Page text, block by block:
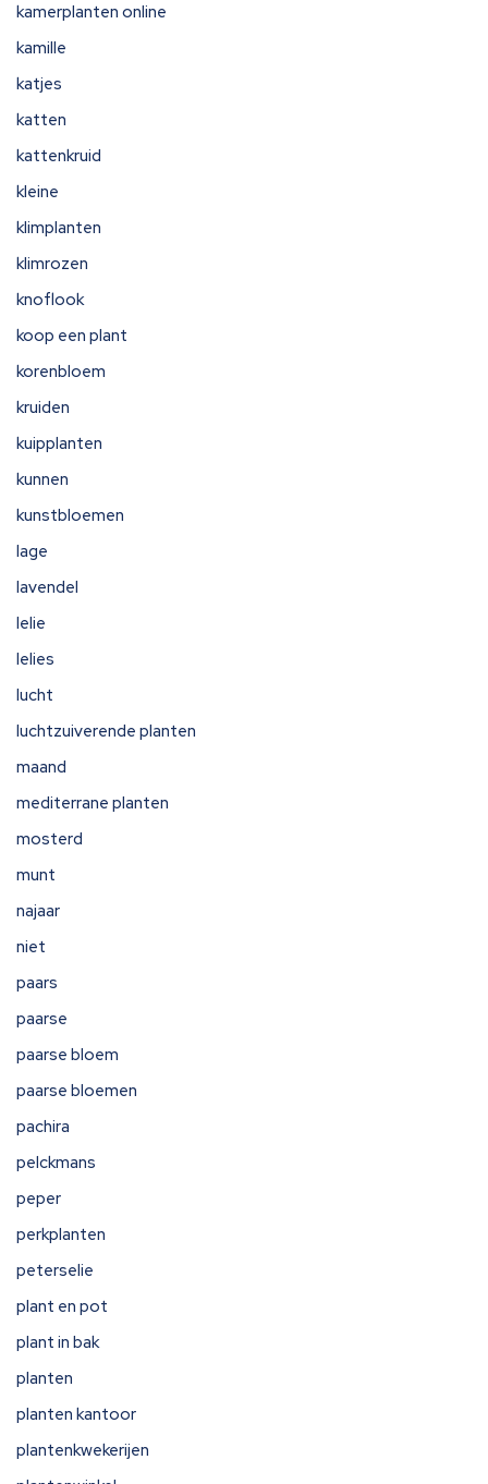
kamerplanten online
kamille
katjes
katten
kattenkruid
kleine
klimplanten
klimrozen
knoflook
koop een plant
korenbloem
kruiden
kuipplanten
kunnen
kunstbloemen
lage
lavendel
lelie
lelies
lucht
luchtzuiverende planten
maand
mediterrane planten
mosterd
munt
najaar
niet
paars
paarse
paarse bloem
paarse bloemen
pachira
pelckmans
peper
perkplanten
peterselie
plant en pot
plant in bak
planten
planten kantoor
plantenkwekerijen